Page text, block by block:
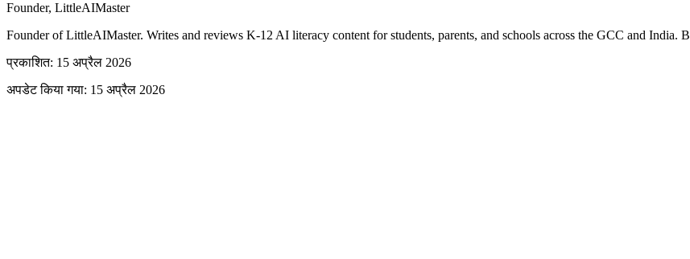
Founder, LittleAIMaster
Founder of LittleAIMaster. Writes and reviews K-12 AI literacy content for students, parents, and schools across the GCC and India.
प्रकाशित: 15 अप्रैल 2026
अपडेट किया गया: 15 अप्रैल 2026